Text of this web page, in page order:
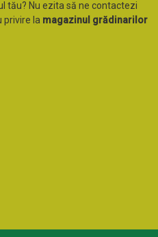
tău? Nu ezita să ne contactezi
privire la magazinul grădinarilor